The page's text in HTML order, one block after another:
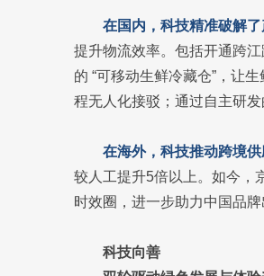
在国内，科技精准破解了
提升物流效率。包括开通跨
的 “可移动生鲜冷藏仓”，让
程无人化接驳；通过自主研发
在海外，科技推动跨境供
较人工提升5倍以上。如今，
时效圈，进一步助力中国品牌
科技向善